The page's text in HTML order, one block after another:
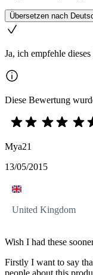
Übersetzen nach
Ja, ich empfehle
Diese Bewertung
Mya21
13/05/2015
United Kingdom
Wish I had these
Firstly I want to say
people about this